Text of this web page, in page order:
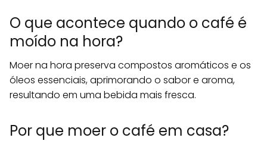
O que acontece quando o café é
moído na hora?
Moer na hora preserva compostos aromáticos e os
óleos essenciais, aprimorando o sabor e aroma,
resultando em uma bebida mais fresca.
Por que moer o café em casa?